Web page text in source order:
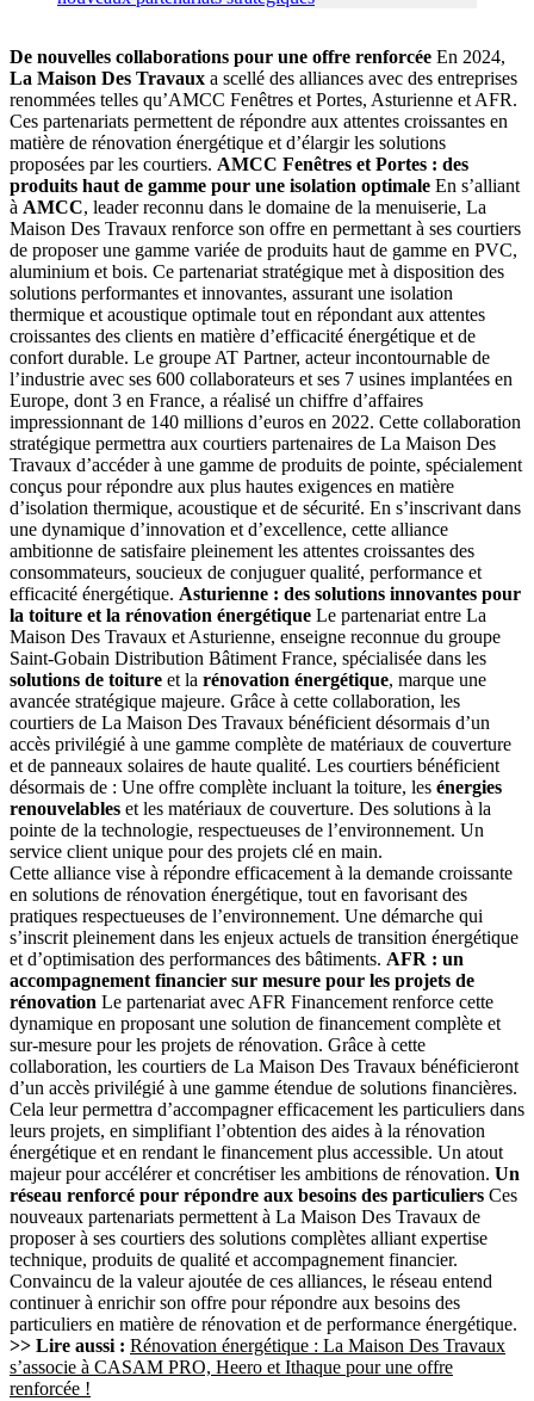
De nouvelles collaborations pour une offre renforcée En 2024,
La Maison Des Travaux a scellé des alliances avec des entreprises
renommées telles qu’AMCC Fenêtres et Portes, Asturienne et AFR.
Ces partenariats permettent de répondre aux attentes croissantes en
matière de rénovation énergétique et d’élargir les solutions
proposées par les courtiers. AMCC Fenêtres et Portes : des
produits haut de gamme pour une isolation optimale En s’alliant
à AMCC, leader reconnu dans le domaine de la menuiserie, La
Maison Des Travaux renforce son offre en permettant à ses courtiers
de proposer une gamme variée de produits haut de gamme en PVC,
aluminium et bois. Ce partenariat stratégique met à disposition des
solutions performantes et innovantes, assurant une isolation
thermique et acoustique optimale tout en répondant aux attentes
croissantes des clients en matière d’efficacité énergétique et de
confort durable. Le groupe AT Partner, acteur incontournable de
l’industrie avec ses 600 collaborateurs et ses 7 usines implantées en
Europe, dont 3 en France, a réalisé un chiffre d’affaires
impressionnant de 140 millions d’euros en 2022. Cette collaboration
stratégique permettra aux courtiers partenaires de La Maison Des
Travaux d’accéder à une gamme de produits de pointe, spécialement
conçus pour répondre aux plus hautes exigences en matière
d’isolation thermique, acoustique et de sécurité. En s’inscrivant dans
une dynamique d’innovation et d’excellence, cette alliance
ambitionne de satisfaire pleinement les attentes croissantes des
consommateurs, soucieux de conjuguer qualité, performance et
efficacité énergétique. Asturienne : des solutions innovantes pour
la toiture et la rénovation énergétique Le partenariat entre La
Maison Des Travaux et Asturienne, enseigne reconnue du groupe
Saint-Gobain Distribution Bâtiment France, spécialisée dans les
solutions de toiture et la rénovation énergétique, marque une
avancée stratégique majeure. Grâce à cette collaboration, les
courtiers de La Maison Des Travaux bénéficient désormais d’un
accès privilégié à une gamme complète de matériaux de couverture
et de panneaux solaires de haute qualité. Les courtiers bénéficient
désormais de : Une offre complète incluant la toiture, les énergies
renouvelables et les matériaux de couverture. Des solutions à la
pointe de la technologie, respectueuses de l’environnement. Un
service client unique pour des projets clé en main.
Cette alliance vise à répondre efficacement à la demande croissante
en solutions de rénovation énergétique, tout en favorisant des
pratiques respectueuses de l’environnement. Une démarche qui
s’inscrit pleinement dans les enjeux actuels de transition énergétique
et d’optimisation des performances des bâtiments. AFR : un
accompagnement financier sur mesure pour les projets de
rénovation Le partenariat avec AFR Financement renforce cette
dynamique en proposant une solution de financement complète et
sur-mesure pour les projets de rénovation. Grâce à cette
collaboration, les courtiers de La Maison Des Travaux bénéficieront
d’un accès privilégié à une gamme étendue de solutions financières.
Cela leur permettra d’accompagner efficacement les particuliers dans
leurs projets, en simplifiant l’obtention des aides à la rénovation
énergétique et en rendant le financement plus accessible. Un atout
majeur pour accélérer et concrétiser les ambitions de rénovation. Un
réseau renforcé pour répondre aux besoins des particuliers Ces
nouveaux partenariats permettent à La Maison Des Travaux de
proposer à ses courtiers des solutions complètes alliant expertise
technique, produits de qualité et accompagnement financier.
Convaincu de la valeur ajoutée de ces alliances, le réseau entend
continuer à enrichir son offre pour répondre aux besoins des
particuliers en matière de rénovation et de performance énergétique.
>> Lire aussi : Rénovation énergétique : La Maison Des Travaux
s’associe à CASAM PRO, Heero et Ithaque pour une offre
renforcée !